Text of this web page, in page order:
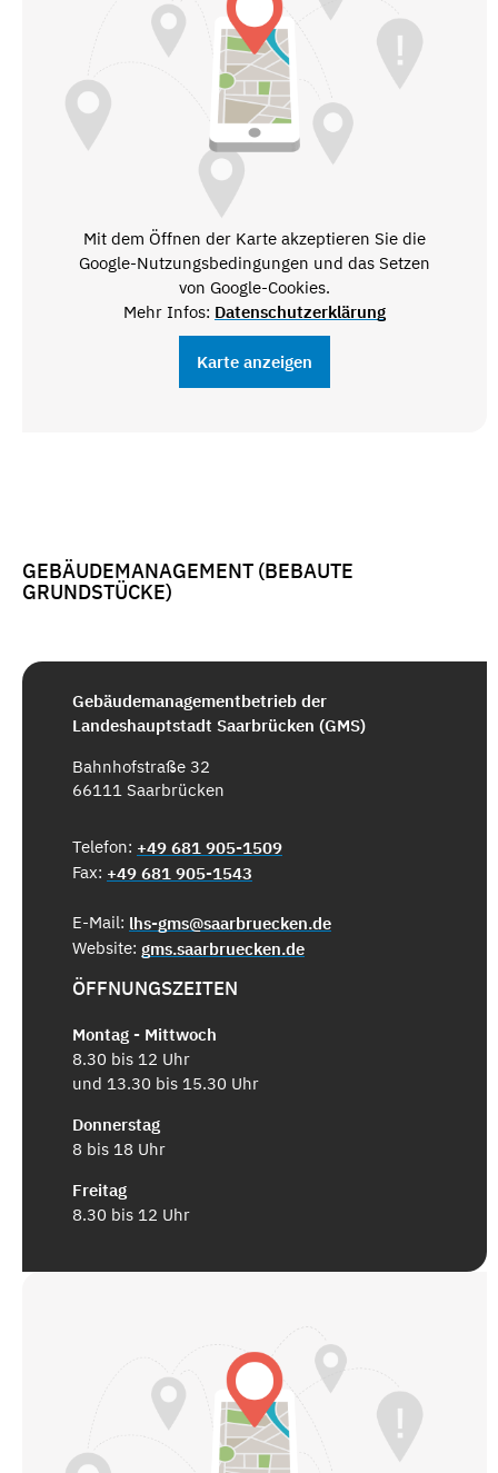
Mit dem Öffnen der Karte akzeptieren Sie die
Google-Nutzungsbedingungen und das Setzen
von Google-Cookies.
Mehr Infos: Datenschutzerklärung
Karte anzeigen
GEBÄUDEMANAGEMENT (BEBAUTE
GRUNDSTÜCKE)
Gebäudemanagementbetrieb der
Landeshauptstadt Saarbrücken (GMS)
Bahnhofstraße 32
66111 Saarbrücken
Telefon: +49 681 905-1509
Fax: +49 681 905-1543
E-Mail: lhs-gms@saarbruecken.de
Website: gms.saarbruecken.de
ÖFFNUNGSZEITEN
Montag - Mittwoch
8.30 bis 12 Uhr
und 13.30 bis 15.30 Uhr
Donnerstag
8 bis 18 Uhr
Freitag
8.30 bis 12 Uhr